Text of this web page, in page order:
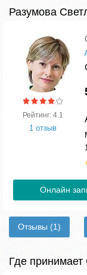
Разумова
Рейтинг: 4.1
1 отзыв
Онлайн
Отзывы (1)
Где